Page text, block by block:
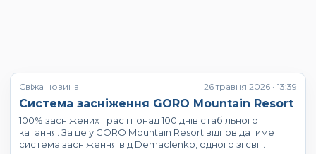
Свіжа новина 26 травня 2026 • 13:39
Система засніження GORO Mountain Resort
100% засніжених трас і понад 100 днів стабільного
катання. За це у GORO Mountain Resort відповідатиме
система засніження від Demaclenko, одного зі сві…